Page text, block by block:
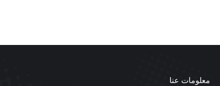
معلومات عنا